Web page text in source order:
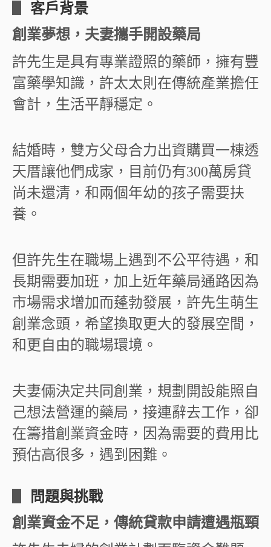
客戶背景
創業夢想，夫妻攜手開設藥局
許先生是具有專業證照的藥師，擁有豐
富藥學知識，許太太則在傳統產業擔任
會計，生活平靜穩定。
結婚時，雙方父母合力出資購買一棟透
天厝讓他們成家，目前仍有300萬房貸
尚未還清，和兩個年幼的孩子需要扶
養。
但許先生在職場上遇到不公平待遇，和
長期需要加班，加上近年藥局通路因為
市場需求增加而蓬勃發展，許先生萌生
創業念頭，希望換取更大的發展空間，
和更自由的職場環境。
夫妻倆決定共同創業，規劃開設能照自
己想法營運的藥局，接連辭去工作，卻
在籌措創業資金時，因為需要的費用比
預估高很多，遇到困難。
問題與挑戰
創業資金不足，傳統貸款申請遭遇瓶頸